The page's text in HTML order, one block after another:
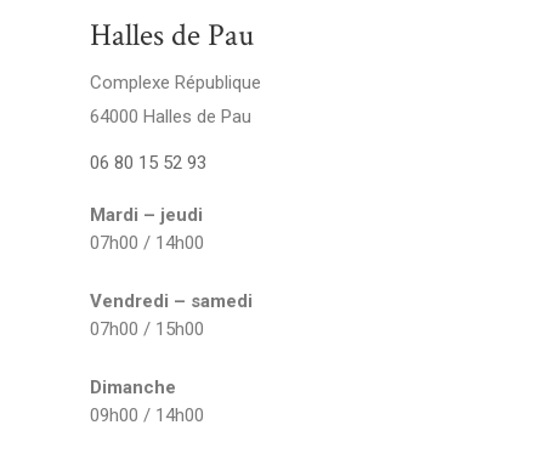
Halles de Pau
Complexe République
64000 Halles de Pau
06 80 15 52 93
Mardi – jeudi
07h00 / 14h00
Vendredi – samedi
07h00 / 15h00
Dimanche
09h00 / 14h00